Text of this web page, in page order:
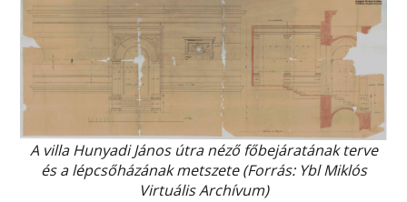
A villa Hunyadi János útra néző főbejáratának terve
és a lépcsőházának metszete (Forrás: Ybl Miklós
Virtuális Archívum)